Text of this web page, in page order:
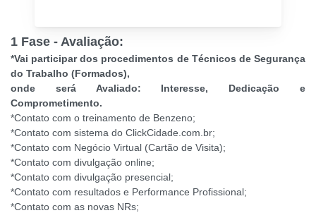
1 Fase - Avaliação:
*Vai participar dos procedimentos de Técnicos de Segurança
do Trabalho (Formados),
onde será Avaliado: Interesse, Dedicação e
Comprometimento.
*Contato com o treinamento de Benzeno;
*Contato com sistema do ClickCidade.com.br;
*Contato com Negócio Virtual (Cartão de Visita);
*Contato com divulgação online;
*Contato com divulgação presencial;
*Contato com resultados e Performance Profissional;
*Contato com as novas NRs;